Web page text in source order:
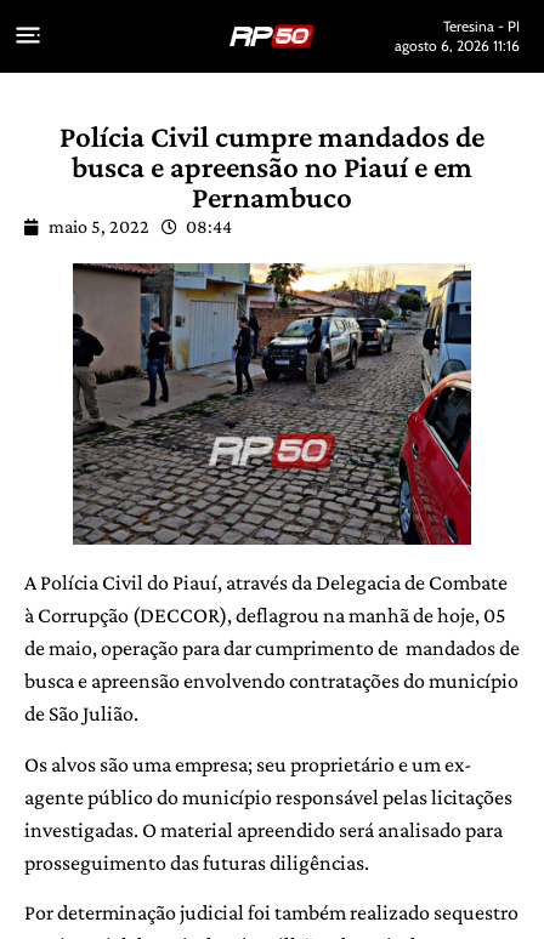
Teresina - PI
agosto 6, 2026 11:16
Polícia Civil cumpre mandados de
busca e apreensão no Piauí e em
Pernambuco
maio 5, 2022 08:44
A Polícia Civil do Piauí, através da Delegacia de Combate
à Corrupção (DECCOR), deflagrou na manhã de hoje, 05
de maio, operação para dar cumprimento de mandados de
busca e apreensão envolvendo contratações do município
de São Julião.
Os alvos são uma empresa; seu proprietário e um ex-
agente público do município responsável pelas licitações
investigadas. O material apreendido será analisado para
prosseguimento das futuras diligências.
Por determinação judicial foi também realizado sequestro